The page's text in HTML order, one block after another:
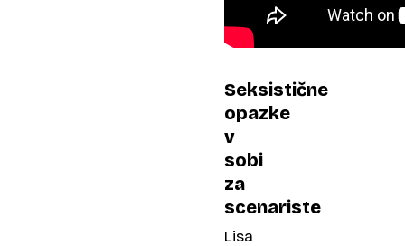
Seksistične
opazke
v
sobi
za
scenariste
Lisa